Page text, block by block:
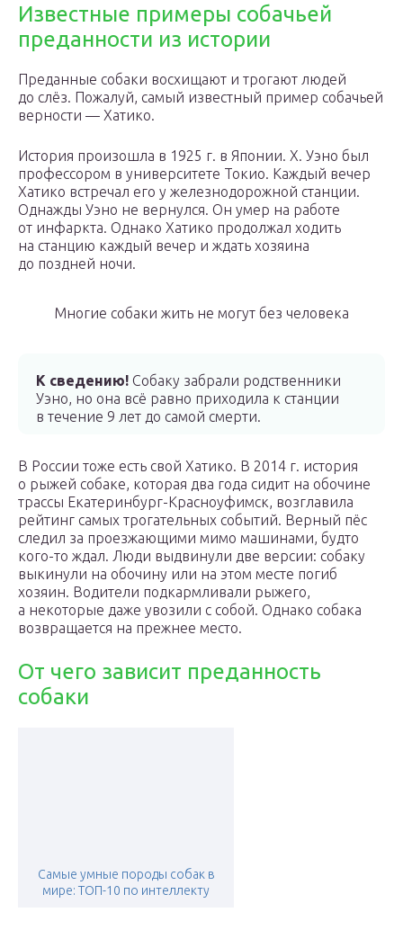
Известные примеры собачьей
преданности из истории
Преданные собаки восхищают и трогают людей
до слёз. Пожалуй, самый известный пример собачьей
верности — Хатико.
История произошла в 1925 г. в Японии. Х. Уэно был
профессором в университете Токио. Каждый вечер
Хатико встречал его у железнодорожной станции.
Однажды Уэно не вернулся. Он умер на работе
от инфаркта. Однако Хатико продолжал ходить
на станцию каждый вечер и ждать хозяина
до поздней ночи.
Многие собаки жить не могут без человека
К сведению! Собаку забрали родственники
Уэно, но она всё равно приходила к станции
в течение 9 лет до самой смерти.
В России тоже есть свой Хатико. В 2014 г. история
о рыжей собаке, которая два года сидит на обочине
трассы Екатеринбург-Красноуфимск, возглавила
рейтинг самых трогательных событий. Верный пёс
следил за проезжающими мимо машинами, будто
кого-то ждал. Люди выдвинули две версии: собаку
выкинули на обочину или на этом месте погиб
хозяин. Водители подкармливали рыжего,
а некоторые даже увозили с собой. Однако собака
возвращается на прежнее место.
От чего зависит преданность
собаки
Самые умные породы собак в
мире: ТОП-10 по интеллекту